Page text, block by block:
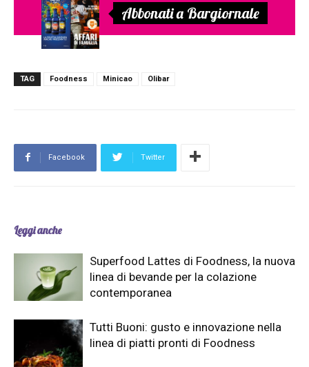
Abbonati a Bargiornale
TAG Foodness Minicao Olibar
Facebook Twitter
Leggi anche
Superfood Lattes di Foodness, la nuova
linea di bevande per la colazione
contemporanea
Tutti Buoni: gusto e innovazione nella
linea di piatti pronti di Foodness